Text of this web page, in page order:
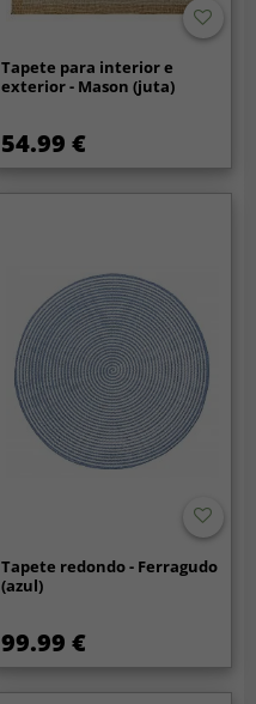
Tapete para interior e
exterior - Mason (juta)
54.99 €
Tapete redondo - Ferragudo
(azul)
99.99 €